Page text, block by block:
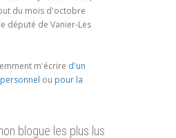
du mois d'octobre
député de Vanier-Les
m'écrire d'un
ou pour la
blogue les plus lus